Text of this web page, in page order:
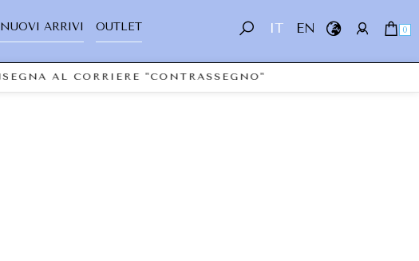
IT EN 0
NUOVI ARRIVI OUTLET
AL CORRIERE "CONTRASSEGNO"